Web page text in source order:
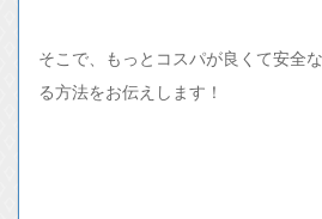
そこで、もっとコスパが良くて安全
る方法をお伝えします！